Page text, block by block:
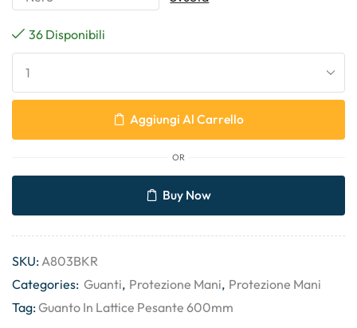
36 Disponibili
Aggiungi Al Carrello
OR
Buy Now
SKU: A803BKR
Categories: Guanti, Protezione Mani, Protezione Mani
Tag:Guanto In Lattice Pesante 600mm